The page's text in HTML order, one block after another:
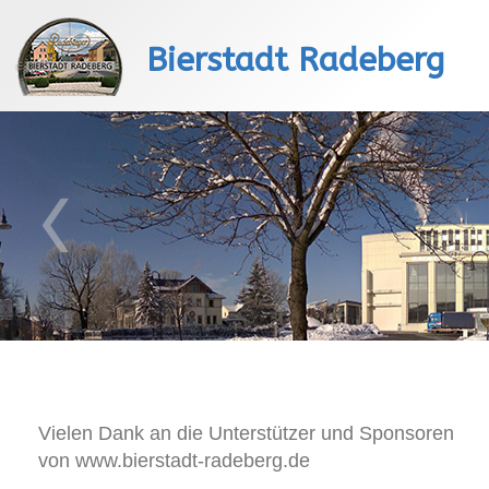
Bierstadt Radeberg
Vielen Dank an die Unterstützer und Sponsoren
von www.bierstadt-radeberg.de